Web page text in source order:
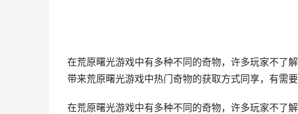
在荒原曙光游戏中有多种不同的奇物，许多玩家不了
带来荒原曙光游戏中热门奇物的获取方式同享，有需
在荒原曙光游戏中有多种不同的奇物，许多玩家不了